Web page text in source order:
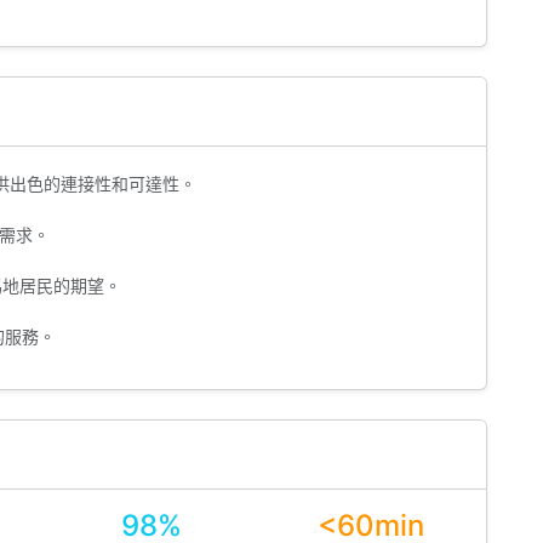
色的連接性和可達性。
求。
居民的期望。
務。
98% <60min